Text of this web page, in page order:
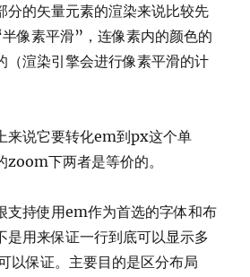
分的矢量元素的渲染来说比较先
像素平滑”，连像素内的颜色的
（渲染引擎会进行像素平滑的计
来说它要转化em到px这个单
zoom下两者是等价的。
支持使用em作为首选的字体和布
是用来保证一行到底可以显示多
以保证。主要目的是区分布局